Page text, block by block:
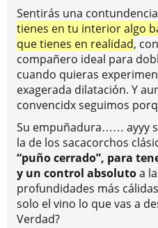
Sentirás una
tienes en tu interior algo
que tienes en realidad,
compañero ideal para
cuando quieras
exagerada dilatación. Y
convencidx seguimos
Su empuñadura…… ayyy
la de los sacacorchos
“puño cerrado”, para
y un control absolutoa
profundidades más
solo el vino lo que vas a
Verdad?